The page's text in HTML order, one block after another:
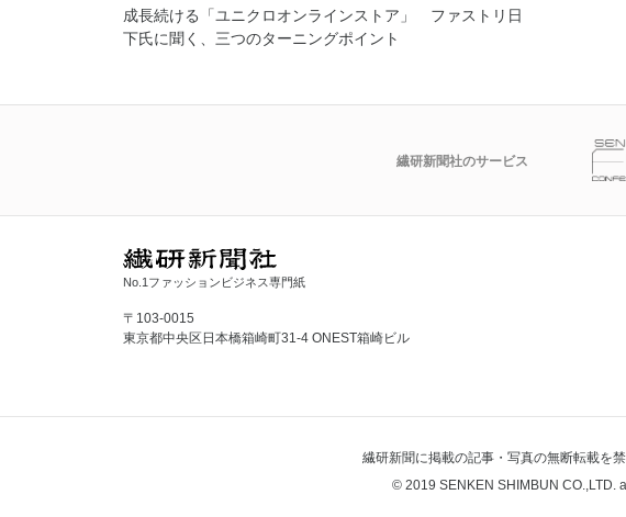
成長続ける「ユニクロオンラインストア」 ファストリ日
下氏に聞く、三つのターニングポイント
繊研新聞社のサービス
No.1ファッションビジネス専門紙
〒103-0015
東京都中央区日本橋箱崎町31-4 ONEST箱崎ビル
繊研新聞に掲載の記事・写真の無断転載を
© 2019 SENKEN SHIMBUN CO.,LTD.